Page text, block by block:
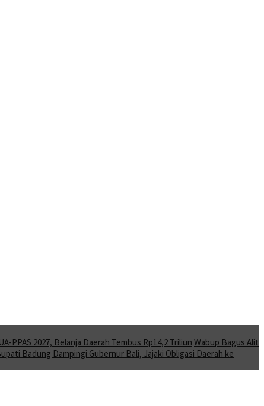
PPAS 2027, Belanja Daerah Tembus Rp14,2 Triliun Wabup Bagus Alit
Badung Dampingi Gubernur Bali, Jajaki Obligasi Daerah ke